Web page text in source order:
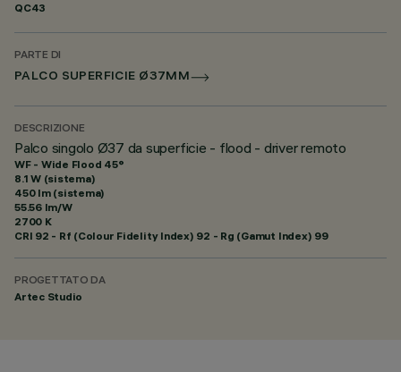
QC43
PARTE DI
PALCO SUPERFICIE Ø37MM
DESCRIZIONE
Palco singolo Ø37 da superficie - flood - driver remoto
WF - Wide Flood 45°
8.1 W (sistema)
450 lm (sistema)
55.56 lm/W
2700 K
CRI 92 - Rf (Colour Fidelity Index) 92 - Rg (Gamut Index) 99
PROGETTATO DA
Artec Studio